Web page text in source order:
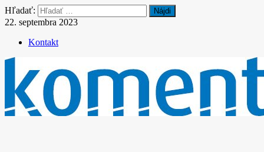
Hľadať:
22. septembra 2023
Kontakt